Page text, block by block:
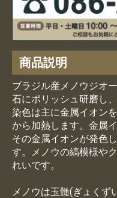
お買い物を続
商品説明
ブラジル産メノウジオ
石にポリッシュ研磨し
染色は主に金属イオン
から加熱します。金属
その金属イオンが発色
す。メノウの縞模様や
れいです。
メノウは玉髄(ぎょくず